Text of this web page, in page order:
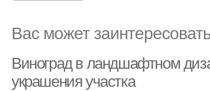
Вас может
Виноград в ландшафтном
украшения участка